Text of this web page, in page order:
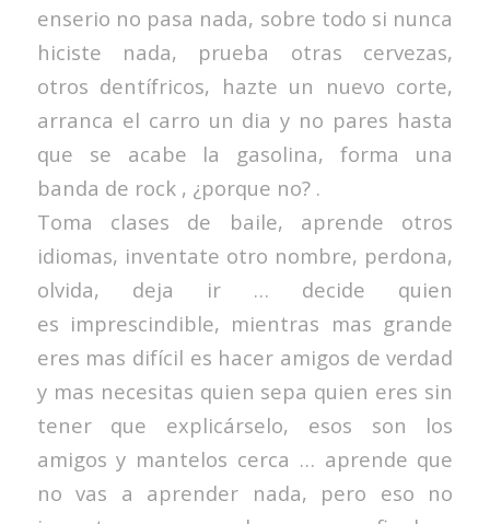
enserio no pasa nada, sobre todo si nunca
hiciste nada, prueba otras cervezas,
otros dentífricos, hazte un nuevo corte,
arranca el carro un dia y no pares hasta
que se acabe la gasolina, forma una
banda de rock , ¿porque no? .
Toma clases de baile, aprende otros
idiomas, inventate otro nombre, perdona,
olvida, deja ir … decide quien
es imprescindible, mientras mas grande
eres mas difícil es hacer amigos de verdad
y mas necesitas quien sepa quien eres sin
tener que explicárselo, esos son los
amigos y mantelos cerca … aprende que
no vas a aprender nada, pero eso no